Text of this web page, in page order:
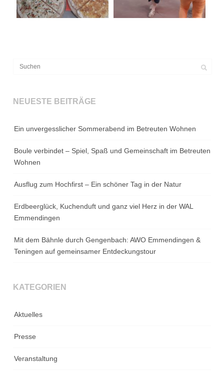
NEUESTE BEITRÄGE
Ein unvergesslicher Sommerabend im Betreuten Wohnen
Boule verbindet – Spiel, Spaß und Gemeinschaft im Betreuten
Wohnen
Ausflug zum Hochfirst – Ein schöner Tag in der Natur
Erdbeerglück, Kuchenduft und ganz viel Herz in der WAL
Emmendingen
Mit dem Bähnle durch Gengenbach: AWO Emmendingen &
Teningen auf gemeinsamer Entdeckungstour
KATEGORIEN
Aktuelles
Presse
Veranstaltung